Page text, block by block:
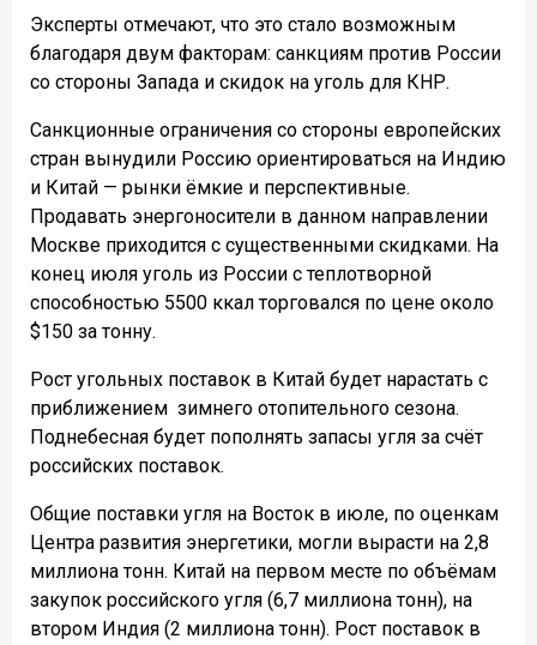
Эксперты отмечают, что это стало возможным
благодаря двум факторам: санкциям против России
со стороны Запада и скидок на уголь для КНР.
Санкционные ограничения со стороны европейских
стран вынудили Россию ориентироваться на Индию
и Китай — рынки ёмкие и перспективные.
Продавать энергоносители в данном направлении
Москве приходится с существенными скидками. На
конец июля уголь из России с теплотворной
способностью 5500 ккал торговался по цене около
$150 за тонну.
Рост угольных поставок в Китай будет нарастать с
приближением зимнего отопительного сезона.
Поднебесная будет пополнять запасы угля за счёт
российских поставок.
Общие поставки угля на Восток в июле, по оценкам
Центра развития энергетики, могли вырасти на 2,8
миллиона тонн. Китай на первом месте по объёмам
закупок российского угля (6,7 миллиона тонн), на
втором Индия (2 миллиона тонн). Рост поставок в